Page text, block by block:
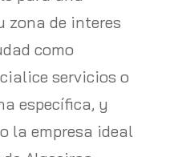
zona de interes
como
servicios o
específica, y
la empresa ideal